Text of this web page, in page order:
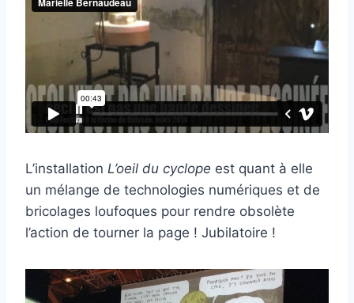
L’installation L’oeil du cyclope est quant à elle
un mélange de technologies numériques et de
bricolages loufoques pour rendre obsolète
l’action de tourner la page ! Jubilatoire !